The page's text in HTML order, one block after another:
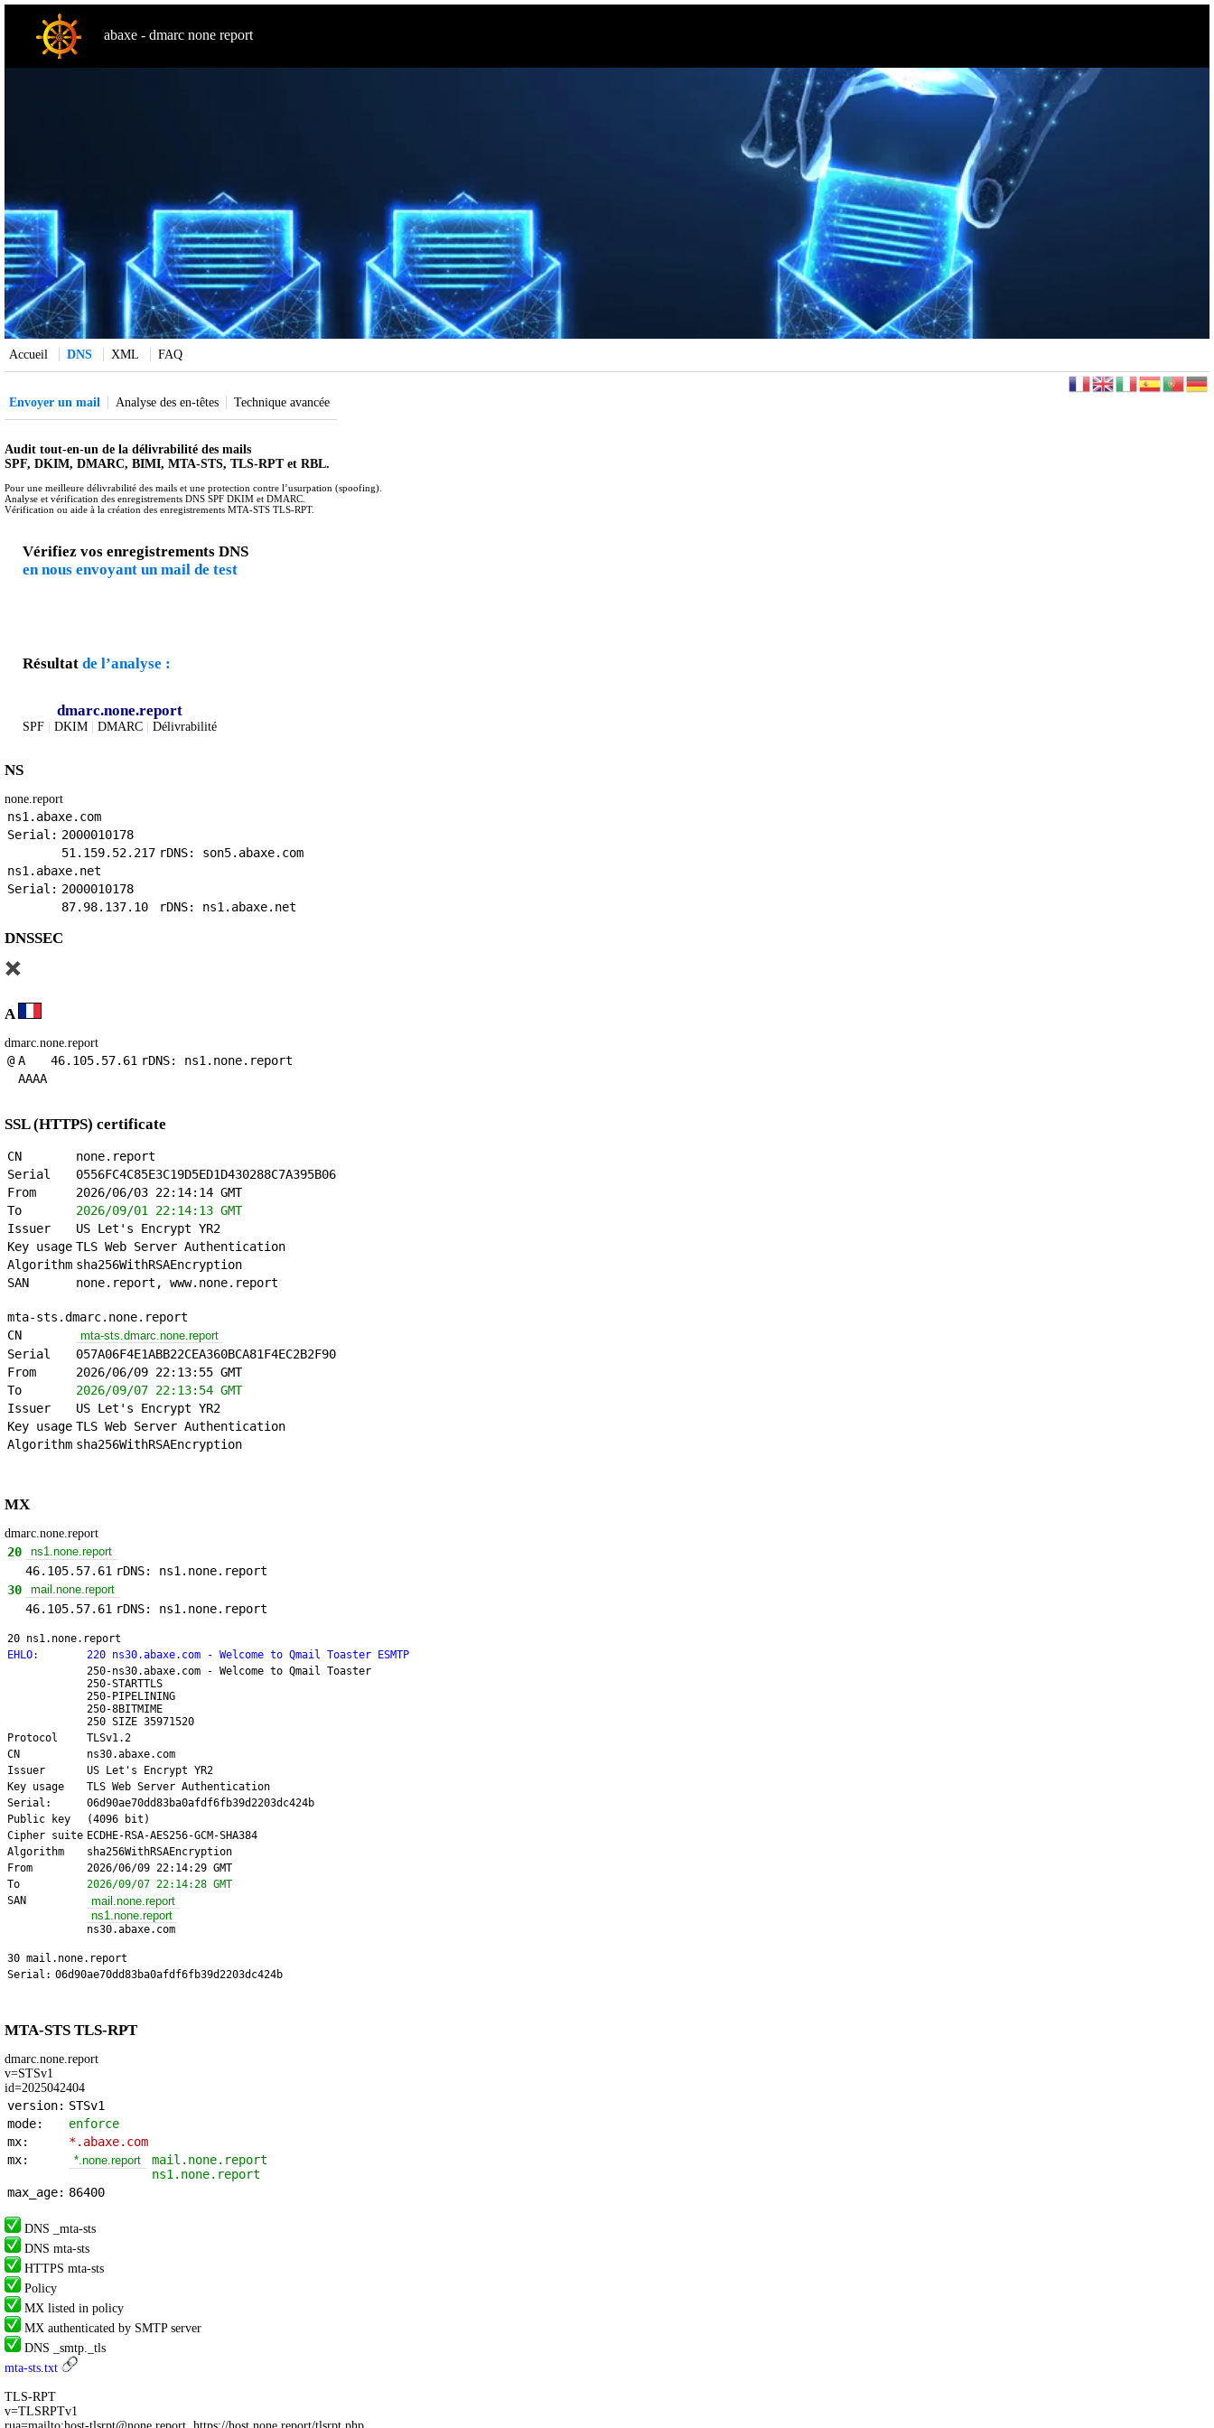
abaxe - dmarc none report
Accueil DNS XML FAQ
Envoyer un mail Analyse des en-têtes Technique avancée
Audit tout-en-un de la délivrabilité des mails
SPF, DKIM, DMARC, BIMI, MTA-STS, TLS-RPT et RBL.
Pour une meilleure délivrabilité des mails et une protection contre l’usurpation (spoofing).
Analyse et vérification des enregistrements DNS SPF DKIM et DMARC.
Vérification ou aide à la création des enregistrements MTA-STS TLS-RPT.
Vérifiez vos enregistrements DNS
en nous envoyant un mail de test
Résultat de l’analyse :
dmarc.none.report
SPF DKIM DMARC Délivrabilité
NS
none.report
ns1.abaxe.com
Serial: 2000010178
51.159.52.217 rDNS: son5.abaxe.com
ns1.abaxe.net
Serial: 2000010178
87.98.137.10
rDNS: ns1.abaxe.net
DNSSEC
A
dmarc.none.report
@ A 46.105.57.61 rDNS: ns1.none.report
AAAA
SSL (HTTPS) certificate
CN
none.report
Serial
0556FC4C85E3C19D5ED1D430288C7A395B06
From
2026/06/03 22:14:14 GMT
To
2026/09/01 22:14:13 GMT
Issuer
US Let's Encrypt YR2
Key usage TLS Web Server Authentication
Algorithm sha256WithRSAEncryption
SAN
none.report, www.none.report
mta-sts.dmarc.none.report
CN
mta-sts.dmarc.none.report
Serial
057A06F4E1ABB22CEA360BCA81F4EC2B2F90
From
2026/06/09 22:13:55 GMT
To
2026/09/07 22:13:54 GMT
Issuer
US Let's Encrypt YR2
Key usage TLS Web Server Authentication
Algorithm sha256WithRSAEncryption
MX
dmarc.none.report
20 ns1.none.report
46.105.57.61 rDNS: ns1.none.report
30
mail.none.report
46.105.57.61 rDNS: ns1.none.report
20 ns1.none.report
EHLO:
220 ns30.abaxe.com - Welcome to Qmail Toaster ESMTP
250-ns30.abaxe.com - Welcome to Qmail Toaster
250-STARTTLS
250-PIPELINING
250-8BITMIME
250 SIZE 35971520
Protocol
TLSv1.2
CN
ns30.abaxe.com
Issuer
US Let's Encrypt YR2
Key usage
TLS Web Server Authentication
Serial:
06d90ae70dd83ba0afdf6fb39d2203dc424b
Public key
(4096 bit)
Cipher suite ECDHE-RSA-AES256-GCM-SHA384
Algorithm
sha256WithRSAEncryption
From
2026/06/09 22:14:29 GMT
To
2026/09/07 22:14:28 GMT
SAN
mail.none.report
ns1.none.report
ns30.abaxe.com
30 mail.none.report
Serial: 06d90ae70dd83ba0afdf6fb39d2203dc424b
MTA-STS TLS-RPT
dmarc.none.report
v=STSv1
id=2025042404
version: STSv1
mode:
enforce
mx:
*.abaxe.com
mx:
*.none.report
mail.none.report
ns1.none.report
max_age: 86400
DNS _mta-sts
DNS mta-sts
HTTPS mta-sts
Policy
MX listed in policy
MX authenticated by SMTP server
DNS _smtp._tls
mta-sts.txt
TLS-RPT
v=TLSRPTv1